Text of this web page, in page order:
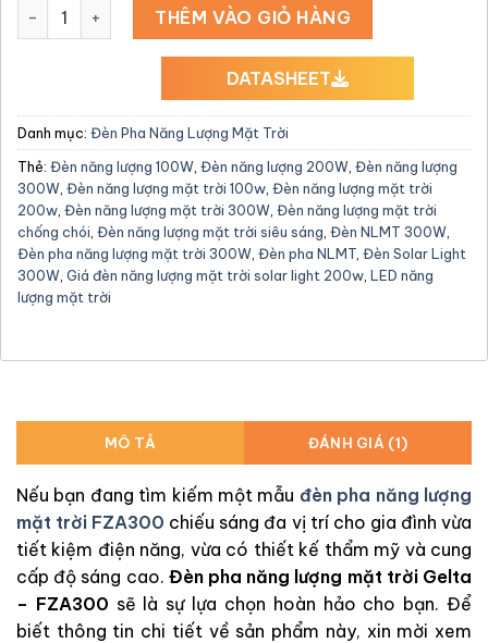
Đèn Pha Năng Lượng Mặt Trời Gelta - FZA300 số lượng
THÊM VÀO GIỎ HÀNG
DATASHEET
Danh mục: Đèn Pha Năng Lượng Mặt Trời
Thẻ: Đèn năng lượng 100W Đèn năng lượng 200W Đèn năng lượng
300W Đèn năng lượng mặt trời 100w Đèn năng lượng mặt trời
200w Đèn năng lượng mặt trời 300W Đèn năng lượng mặt trời
chống chói Đèn năng lượng mặt trời siêu sáng Đèn NLMT 300W
Đèn pha năng lượng mặt trời 300W Đèn pha NLMT Đèn Solar Light
300W Giá đèn năng lượng mặt trời solar light 200w LED năng
lượng mặt trời
MÔ TẢ ĐÁNH GIÁ (1)
Nếu bạn đang tìm kiếm một mẫu đèn pha năng lượng
mặt trời FZA300 chiếu sáng đa vị trí cho gia đình vừa
tiết kiệm điện năng, vừa có thiết kế thẩm mỹ và cung
cấp độ sáng cao. Đèn pha năng lượng mặt trời Gelta
– FZA300 sẽ là sự lựa chọn hoàn hảo cho bạn. Để
biết thông tin chi tiết về sản phẩm này, xin mời xem